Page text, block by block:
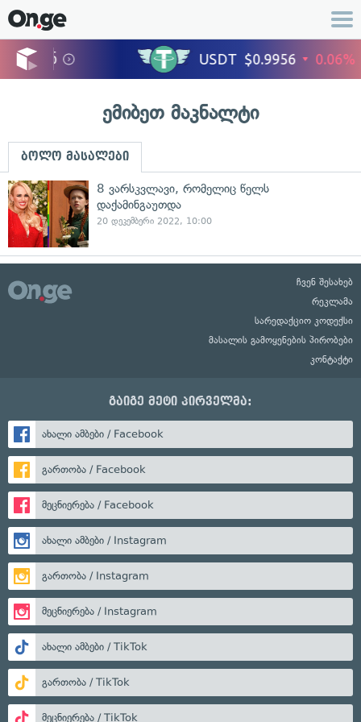
ემიბეთ მაკნალტი
ბოლო მასალები
8 ვარსკვლავი, რომელიც წელს
დაქამინგაუთდა
20 დეკემბერი 2022, 10:00
ჩვენ შესახებ
რეკლამა
სარედაქციო კოდექსი
მასალის გამოყენების პირობები
კონტაქტი
გაიგე მეტი პირველმა:
ახალი ამბები / Facebook
გართობა / Facebook
მეცნიერება / Facebook
ახალი ამბები / Instagram
გართობა / Instagram
მეცნიერება / Instagram
ახალი ამბები / TikTok
გართობა / TikTok
მეცნიერება / TikTok